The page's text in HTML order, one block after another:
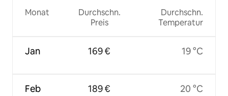
Monat
Jan
Feb
Durchschn.
Preis
169 €
189 €
Durchschn.
Temperatur
19 °C
20 °C